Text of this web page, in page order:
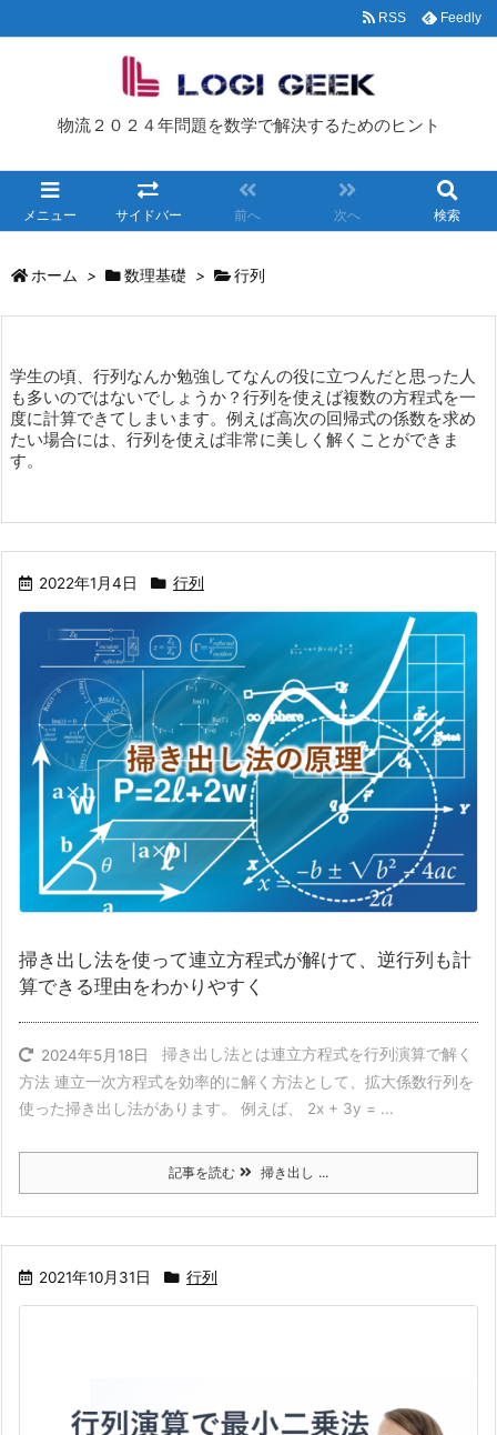
物流２０２４年問題を数学で解決するためのヒント
メニュー サイドバー 前へ 次へ 検索
RSS Feedly
ホーム > 数理基礎 > 行列
学生の頃、行列なんか勉強してなんの役に立つんだと思った人
も多いのではないでしょうか？行列を使えば複数の方程式を一
度に計算できてしまいます。例えば高次の回帰式の係数を求め
たい場合には、行列を使えば非常に美しく解くことができま
す。
2022年1月4日 行列
掃き出し法を使って連立方程式が解けて、逆行列も計
算できる理由をわかりやすく
2024年5月18日
掃き出し法とは連立方程式を行列演算で解く
方法 連立一次方程式を効率的に解く方法として、拡大係数行列を
使った掃き出し法があります。 例えば、 2x + 3y = ...
記事を読む 掃き出し ...
2021年10月31日 行列